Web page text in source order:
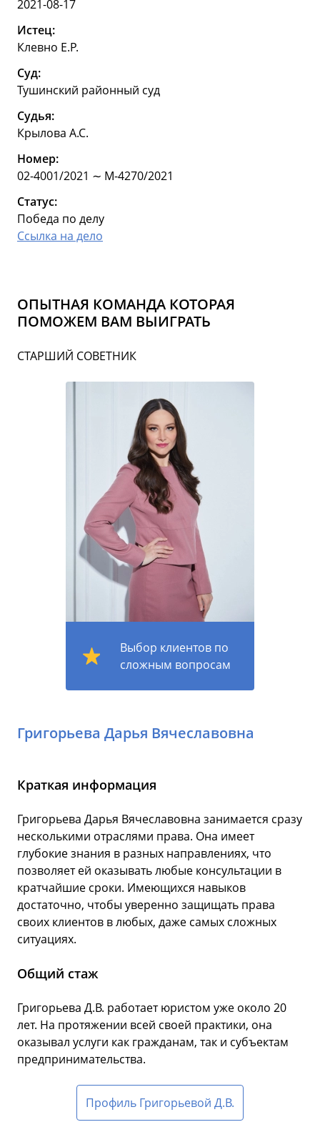
2021-08-17
Истец:
Клевно Е.Р.
Суд:
Тушинский районный суд
Судья:
Крылова А.С.
Номер:
02-4001/2021 ∼ М-4270/2021
Статус:
Победа по делу
Ссылка на дело
ОПЫТНАЯ КОМАНДА КОТОРАЯ
ПОМОЖЕМ ВАМ ВЫИГРАТЬ
СТАРШИЙ СОВЕТНИК
Выбор клиентов по
сложным вопросам
Григорьева Дарья Вячеславовна
Краткая информация
Григорьева Дарья Вячеславовна занимается сразу
несколькими отраслями права. Она имеет
глубокие знания в разных направлениях, что
позволяет ей оказывать любые консультации в
кратчайшие сроки. Имеющихся навыков
достаточно, чтобы уверенно защищать права
своих клиентов в любых, даже самых сложных
ситуациях.
Общий стаж
Григорьева Д.В. работает юристом уже около 20
лет. На протяжении всей своей практики, она
оказывал услуги как гражданам, так и субъектам
предпринимательства.
Профиль Григорьевой Д.В.